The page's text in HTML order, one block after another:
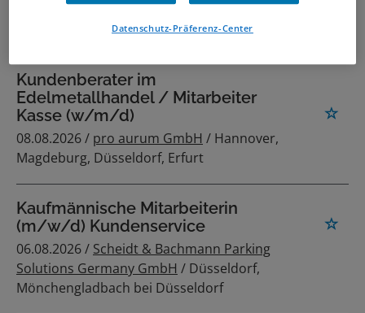
07.08.2026 /Gladbacher Bank AG/
Mönchengladbach
Kundenberater im
Edelmetallhandel / Mitarbeiter
Kasse (w/m/d)
08.08.2026 / pro aurum GmbH / Hannover,
Magdeburg, Düsseldorf, Erfurt
Kaufmännische Mitarbeiterin
(m/w/d) Kundenservice
06.08.2026 / Scheidt & Bachmann Parking
Solutions Germany GmbH / Düsseldorf,
Mönchengladbach bei Düsseldorf
Datenschutz-Präferenz-Center